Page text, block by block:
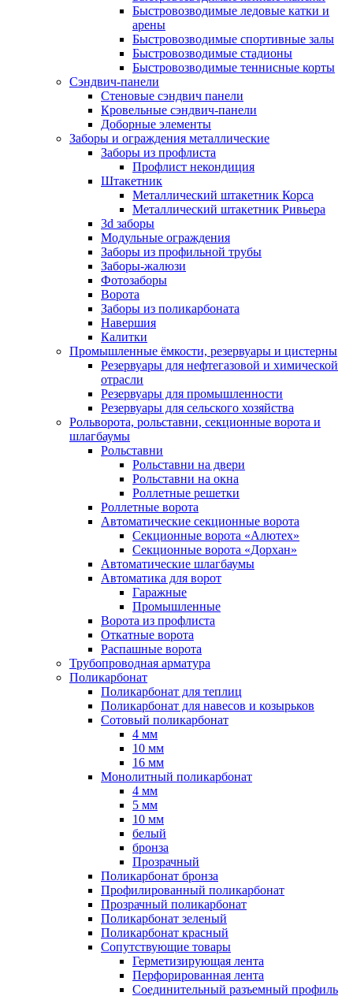
Быстровозводимые ледовые катки и
арены
Быстровозводимые спортивные залы
Быстровозводимые стадионы
Быстровозводимые теннисные корты
Сэндвич-панели
Стеновые сэндвич панели
Кровельные сэндвич-панели
Доборные элементы
Заборы и ограждения металлические
Заборы из профлиста
Профлист некондиция
Штакетник
Металлический штакетник Корса
Металлический штакетник Ривьера
3d заборы
Модульные ограждения
Заборы из профильной трубы
Заборы-жалюзи
Фотозаборы
Ворота
Заборы из поликарбоната
Навершия
Калитки
Промышленные ёмкости, резервуары и цистерны
Резервуары для нефтегазовой и химической
отрасли
Резервуары для промышленности
Резервуары для сельского хозяйства
Рольворота, рольставни, секционные ворота и
шлагбаумы
Рольставни
Рольставни на двери
Рольставни на окна
Роллетные решетки
Роллетные ворота
Автоматические секционные ворота
Секционные ворота «Алютех»
Секционные ворота «Дорхан»
Автоматические шлагбаумы
Автоматика для ворот
Гаражные
Промышленные
Ворота из профлиста
Откатные ворота
Распашные ворота
Трубопроводная арматура
Поликарбонат
Поликарбонат для теплиц
Поликарбонат для навесов и козырьков
Сотовый поликарбонат
4 мм
10 мм
16 мм
Монолитный поликарбонат
4 мм
5 мм
10 мм
белый
бронза
Прозрачный
Поликарбонат бронза
Профилированный поликарбонат
Прозрачный поликарбонат
Поликарбонат зеленый
Поликарбонат красный
Сопутствующие товары
Герметизирующая лента
Перфорированная лента
Соединительный разъемный профиль